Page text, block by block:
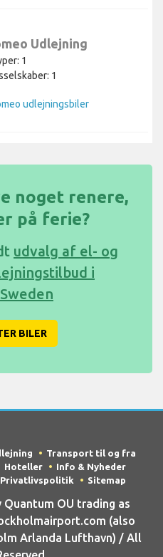
Udlejning
1
1
udlejningsbiler
noget renere,
på ferie?
udvalg af el- og
i
BILER
Transport til og fra
Hoteller
Info & Nyheder
Privatlivspolitik Sitemap
Quantum OU trading as
(also
Arlanda Lufthavn) / All